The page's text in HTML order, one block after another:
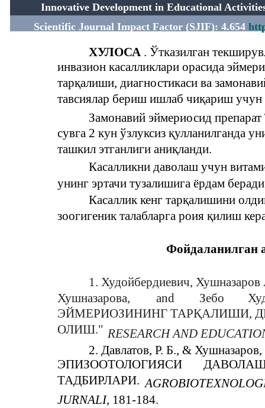
Innovative Development in Educational
Scientific Journal Impact Factor (SJIF): 4.654
ХУЛОСА . Ўтказилган
инвазион касалликлари орасида
тарқалиши, диагностикаси ва
тавсиялар бериш ишлаб чиқариш учун
Замонавий эймериосид
сувга 2 кун ўзлуксиз қулланилганда
ташкил этганлиги аниқланди.
Касалликни даволаш учун
унинг эртачи тузалишига ёрдам
Касаллик кенг тарқалишини
зоогигеник талабларга роия қилиш
Фойдаланилган
1. Худойбердиевич,
Хушназарова,
and Зебо
ЭЙМЕРИОЗИНИНГ ТАРҚАЛИШИ,
ОЛИШ." RESEARCH AND
2. Давлатов, Р. Б., &
ЭПИЗООТОЛОГИЯСИ
ТАДБИРЛАРИ.
JURNALI, 181-184.